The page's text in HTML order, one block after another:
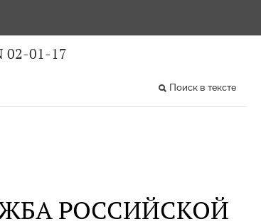
02-01-17
Поиск в тексте
РОССИЙСКОЙ